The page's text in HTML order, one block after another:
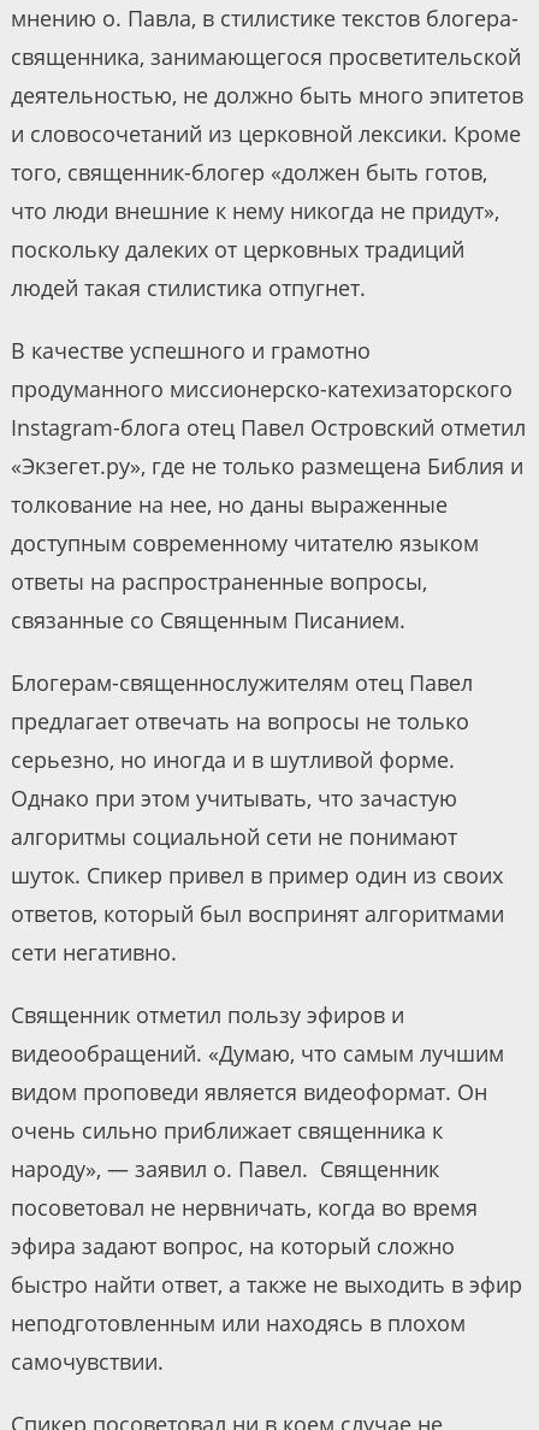
мнению о. Павла, в стилистике текстов блогера-
священника, занимающегося просветительской
деятельностью, не должно быть много эпитетов
и словосочетаний из церковной лексики. Кроме
того, священник-блогер «должен быть готов,
что люди внешние к нему никогда не придут»,
поскольку далеких от церковных традиций
людей такая стилистика отпугнет.
В качестве успешного и грамотно
продуманного миссионерско-катехизаторского
Instagram-блога отец Павел Островский отметил
«Экзегет.ру», где не только размещена Библия и
толкование на нее, но даны выраженные
доступным современному читателю языком
ответы на распространенные вопросы,
связанные со Священным Писанием.
Блогерам-священнослужителям отец Павел
предлагает отвечать на вопросы не только
серьезно, но иногда и в шутливой форме.
Однако при этом учитывать, что зачастую
алгоритмы социальной сети не понимают
шуток. Спикер привел в пример один из своих
ответов, который был воспринят алгоритмами
сети негативно.
Священник отметил пользу эфиров и
видеообращений. «Думаю, что самым лучшим
видом проповеди является видеоформат. Он
очень сильно приближает священника к
народу», — заявил о. Павел. Священник
посоветовал не нервничать, когда во время
эфира задают вопрос, на который сложно
быстро найти ответ, а также не выходить в эфир
неподготовленным или находясь в плохом
самочувствии.
Спикер посоветовал ни в коем случае не